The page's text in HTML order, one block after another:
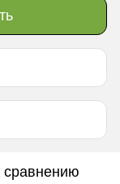
сравнению